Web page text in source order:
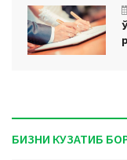
БИЗНИ КУЗАТИБ